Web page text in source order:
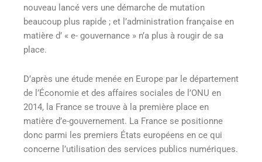
nouveau lancé vers une démarche de mutation
beaucoup plus rapide ; et l’administration française en
matière d’ « e- gouvernance » n’a plus à rougir de sa
place.
D’après une étude menée en Europe par le département
de l’Économie et des affaires sociales de l’ONU en
2014, la France se trouve à la première place en
matière d’e-gouvernement. La France se positionne
donc parmi les premiers États européens en ce qui
concerne l’utilisation des services publics numériques.